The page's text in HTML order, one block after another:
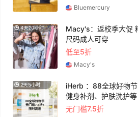
Bluemercury
4天20小时
Macy's：返校季大促
尺码成人可穿
低至5折
Macy's
2天5小时
iHerb ：88全球好物节
健身补剂、护肤洗护等
无门槛7.5折